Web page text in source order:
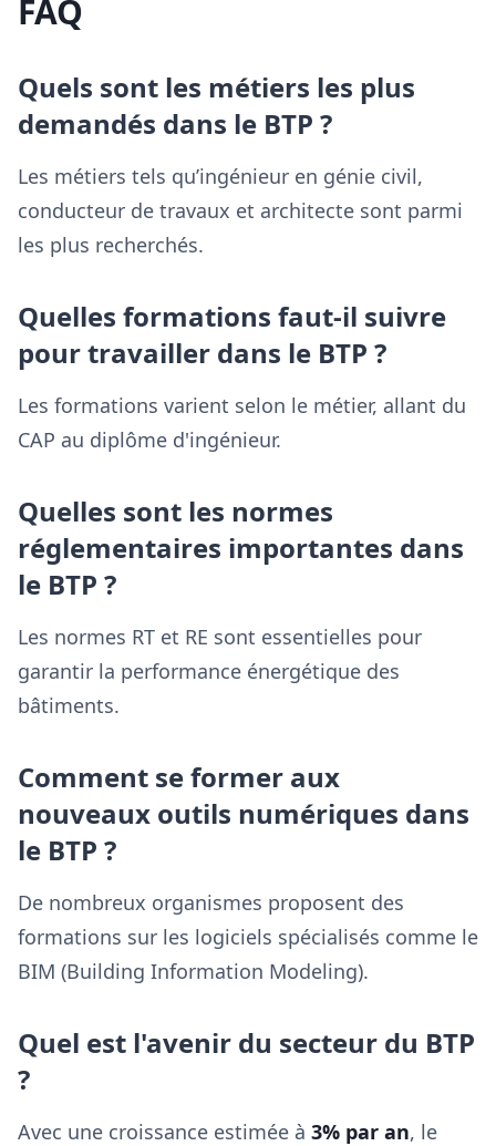
FAQ
Quels sont les métiers les plus
demandés dans le BTP ?
Les métiers tels qu’ingénieur en génie civil,
conducteur de travaux et architecte sont parmi
les plus recherchés.
Quelles formations faut-il suivre
pour travailler dans le BTP ?
Les formations varient selon le métier, allant du
CAP au diplôme d'ingénieur.
Quelles sont les normes
réglementaires importantes dans
le BTP ?
Les normes RT et RE sont essentielles pour
garantir la performance énergétique des
bâtiments.
Comment se former aux
nouveaux outils numériques dans
le BTP ?
De nombreux organismes proposent des
formations sur les logiciels spécialisés comme le
BIM (Building Information Modeling).
Quel est l'avenir du secteur du BTP
?
Avec une croissance estimée à 3% par an, le